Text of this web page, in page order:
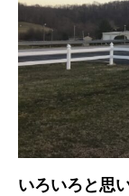
いろいろと思